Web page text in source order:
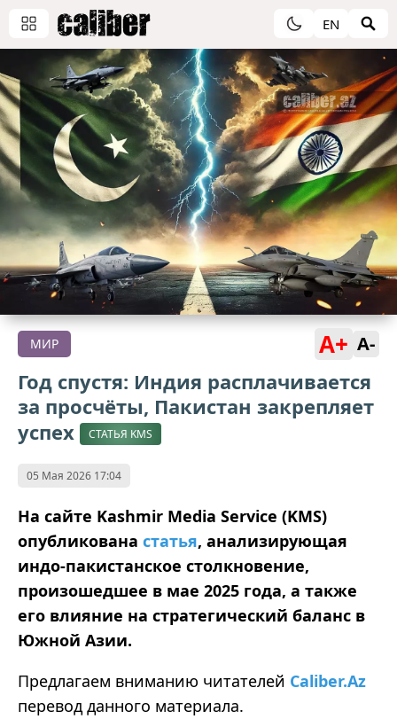
EN
МИР A+ A-
Год спустя: Индия расплачивается
за просчёты, Пакистан закрепляет
успех
СТАТЬЯ KMS
05 Мая 2026 17:04
На сайте Kashmir Media Service (KMS)
опубликована статья, анализирующая
индо-пакистанское столкновение,
произошедшее в мае 2025 года, а также
его влияние на стратегический баланс в
Южной Азии.
Предлагаем вниманию читателей Caliber.Az
перевод данного материала.